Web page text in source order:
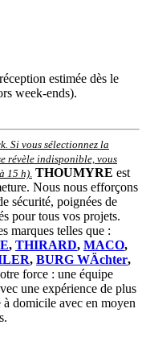
estimée dès le
week-ends).
Si vous sélectionnez la
révèle indisponible, vous
15 h) THOUMYRE est
Nous nous efforçons
sécurité, poignées de
pour tous vos projets.
marques telles que :
, THIRARD, MACO,
, BURG WÄchter,
force : une équipe
une expérience de plus
à domicile avec en moyen